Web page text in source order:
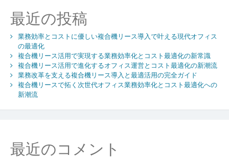
ョ
ン
最近の投稿
業務効率とコストに優しい複合機リース導入で叶える現代オフィス
の最適化
複合機リース活用で実現する業務効率化とコスト最適化の新常識
複合機リース活用で進化するオフィス運営とコスト最適化の新潮流
業務改革を支える複合機リース導入と最適活用の完全ガイド
複合機リースで拓く次世代オフィス業務効率化とコスト最適化への
新潮流
最近のコメント